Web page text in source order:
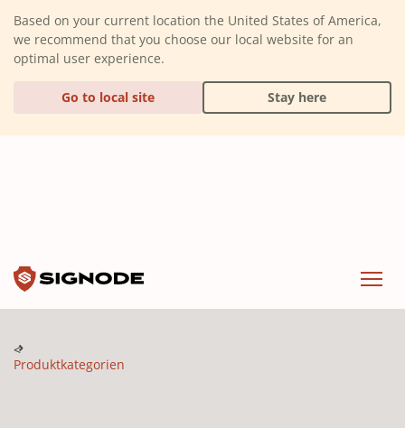
Based on your current location the United States of America,
we recommend that you choose our local website for an
optimal user experience.
Go to local site Stay here
Produktkategorien